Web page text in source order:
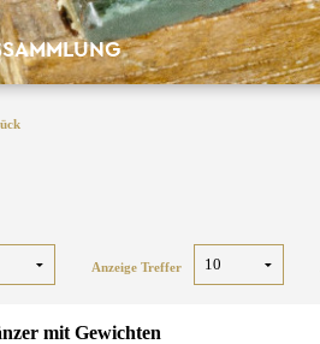
Anzeige Treffer
mit Gewichten